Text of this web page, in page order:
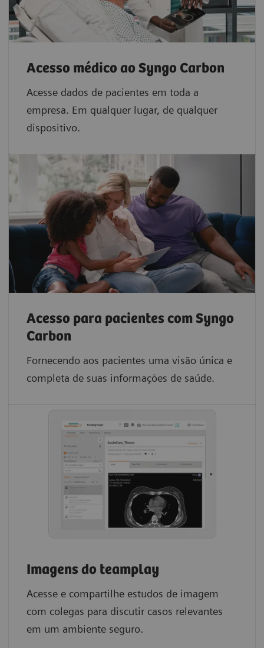
Acesso médico ao Syngo Carbon
Acesse dados de pacientes em toda a
empresa. Em qualquer lugar, de qualquer
dispositivo.
Acesso para pacientes com Syngo
Carbon
Fornecendo aos pacientes uma visão única e
completa de suas informações de saúde.
Imagens do teamplay
Acesse e compartilhe estudos de imagem
com colegas para discutir casos relevantes
em um ambiente seguro.